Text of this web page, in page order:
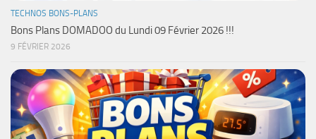
TECHNOS BONS-PLANS
Bons Plans DOMADOO du Lundi 09 Février 2026 !!!
9 FÉVRIER 2026